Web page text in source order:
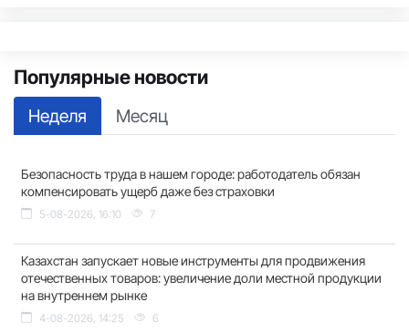
Популярные новости
Неделя Месяц
Безопасность труда в нашем городе: работодатель обязан
компенсировать ущерб даже без страховки
5-08-2026, 16:10 7
Казахстан запускает новые инструменты для продвижения
отечественных товаров: увеличение доли местной продукции
на внутреннем рынке
4-08-2026, 14:25 6